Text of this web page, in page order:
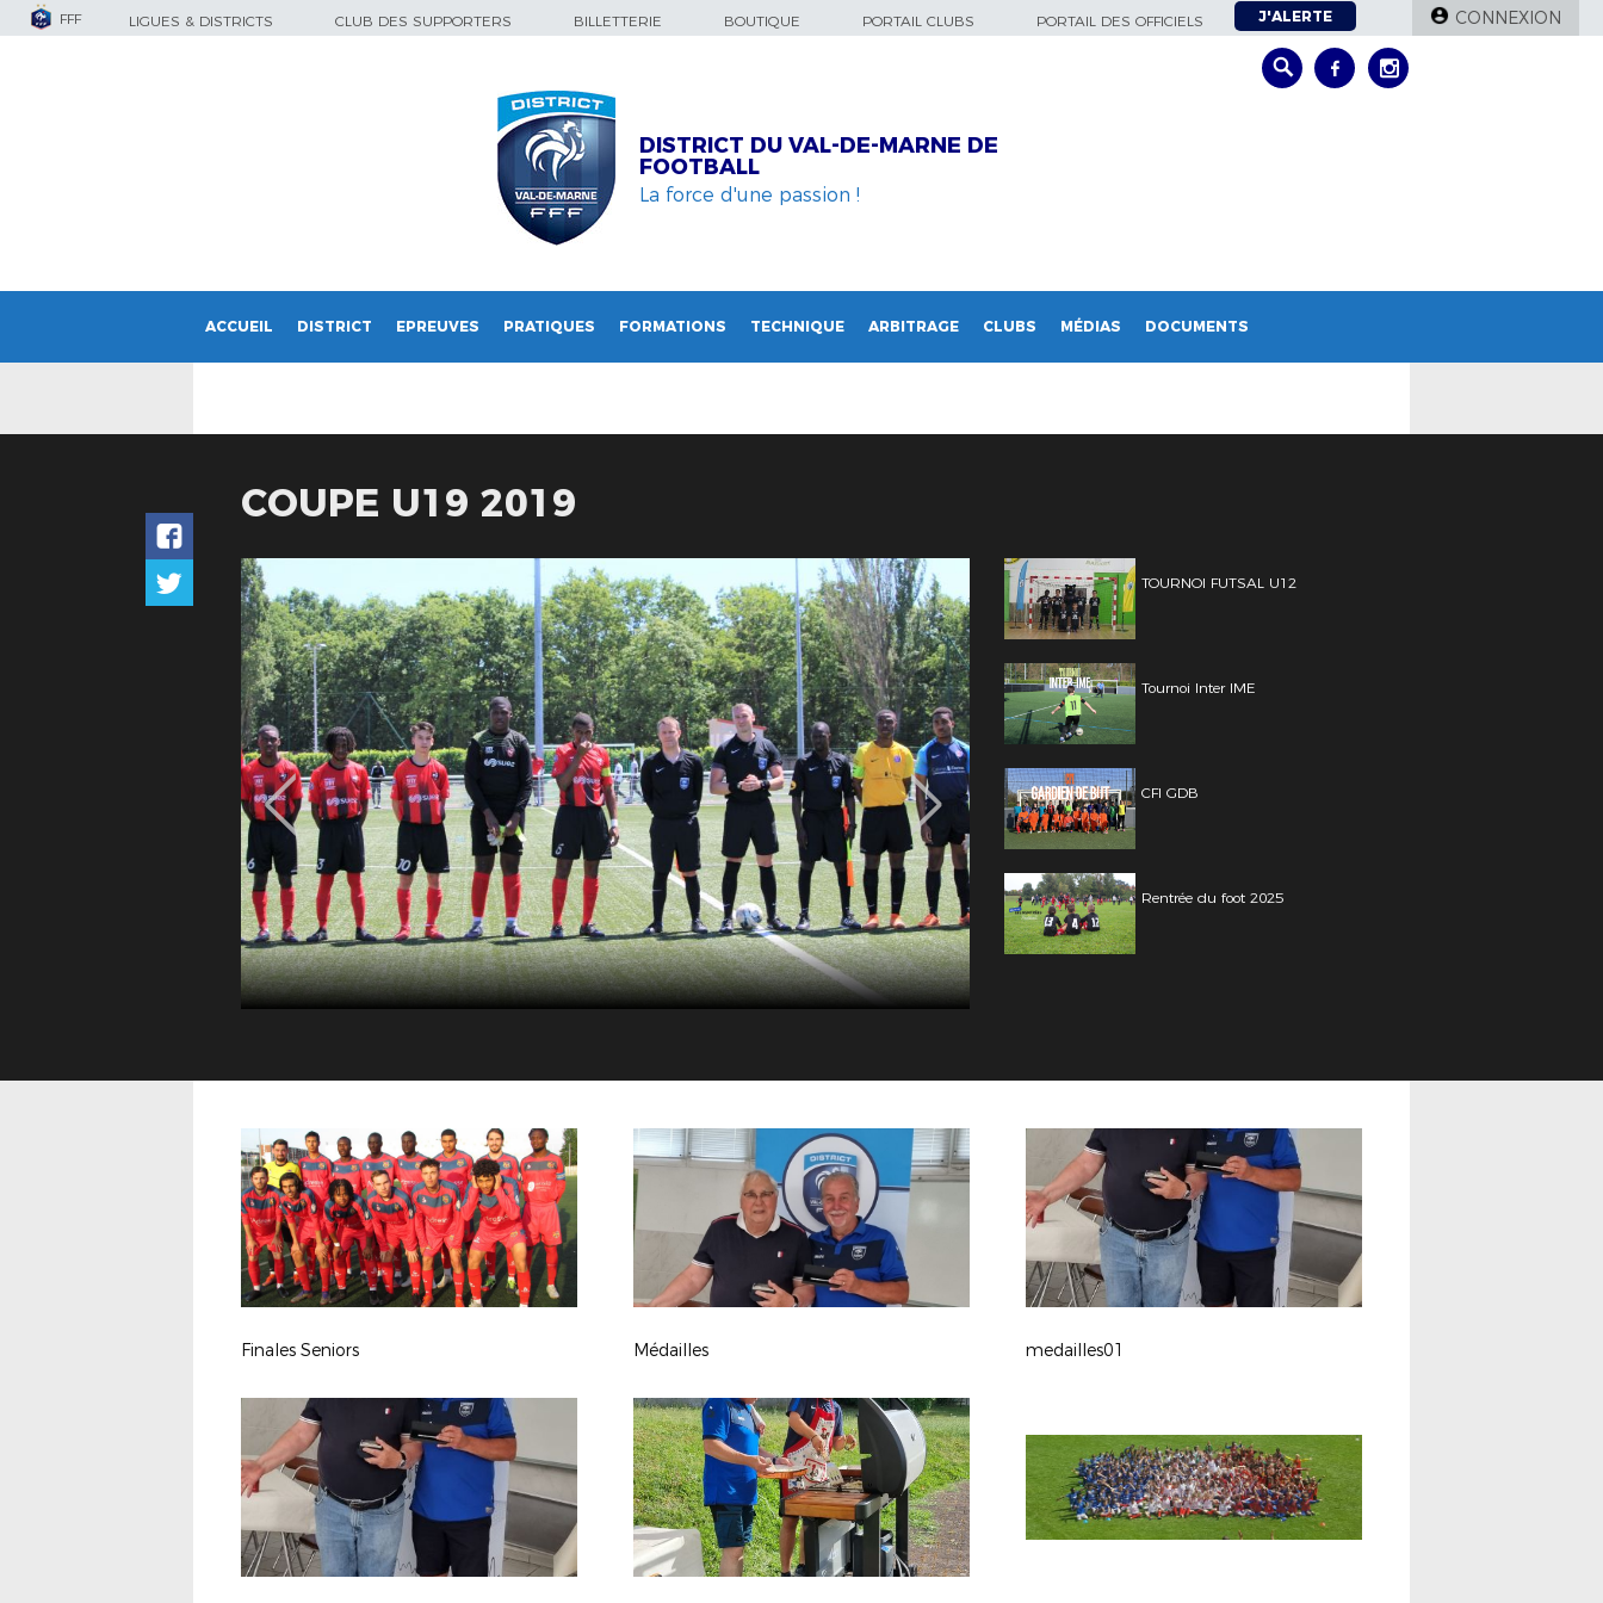
FFF LIGUES & DISTRICTS CLUB DES SUPPORTERS BILLETTERIE BOUTIQUE PORTAIL CLUBS PORTAIL DES OFFICIELS J'ALERTE CONNEXION
DISTRICT DU VAL-DE-MARNE DE
FOOTBALL
La force d'une passion !
ACCUEIL DISTRICT EPREUVES PRATIQUES FORMATIONS TECHNIQUE ARBITRAGE CLUBS MÉDIAS DOCUMENTS
COUPE U19 2019
TOURNOI FUTSAL U12
Tournoi Inter IME
CFI GDB
Rentrée du foot 2025
Finales Seniors Médailles medailles01